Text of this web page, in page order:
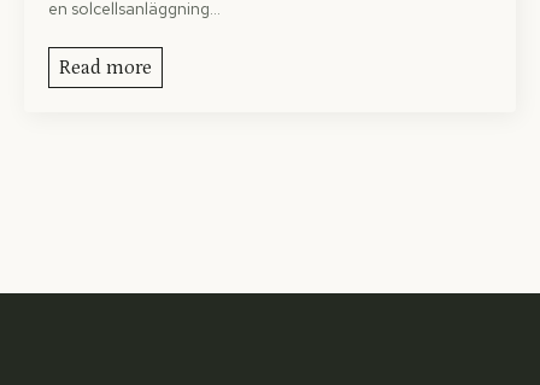
en solcellsanläggning…
Read more